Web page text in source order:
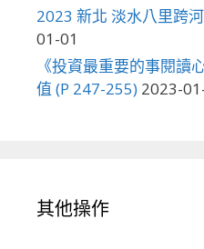
2023 新北 淡水八里跨
01-01
《投資最重要的事閱讀
值 (P 247-255) 2023-
其他操作